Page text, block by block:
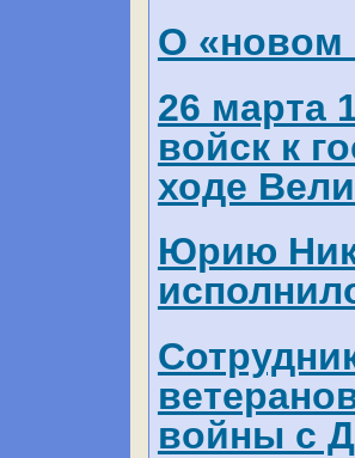
О «новом
26 марта
войск к
ходе
Юрию
войны с